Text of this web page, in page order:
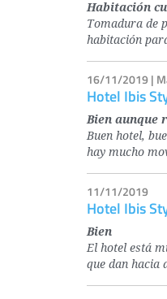
Habitación
Tomadura de
habitación
16/11/2019 |
Hotel Ibis
Bien aunque
Buen hotel,
hay mucho
11/11/2019
Hotel Ibis
Bien
El hotel está
que dan hacia